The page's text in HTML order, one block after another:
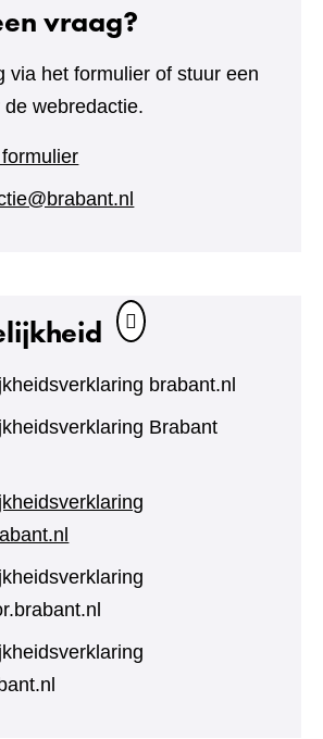
vraag?
via het formulier of stuur een
webredactie.
(verwijst
naar
brabant.nl
Brabant